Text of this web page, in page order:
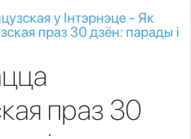
у Інтэрнэце - Як
праз 30 дзён: парады і
праз 30